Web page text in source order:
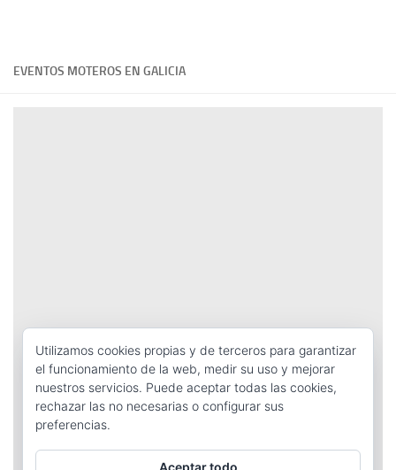
EVENTOS MOTEROS EN GALICIA